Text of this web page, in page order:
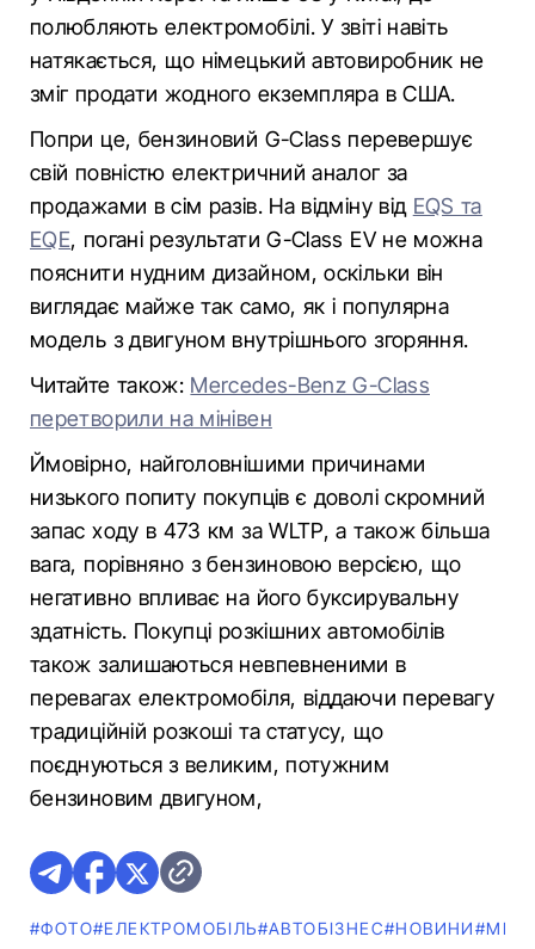
полюбляють електромобілі. У звіті навіть
натякається, що німецький автовиробник не
зміг продати жодного екземпляра в США.
Попри це, бензиновий G-Class перевершує
свій повністю електричний аналог за
продажами в сім разів. На відміну від EQS та
EQE, погані результати G-Class EV не можна
пояснити нудним дизайном, оскільки він
виглядає майже так само, як і популярна
модель з двигуном внутрішнього згоряння.
Читайте також: Mercedes-Benz G-Class
перетворили на мінівен
Ймовірно, найголовнішими причинами
низького попиту покупців є доволі скромний
запас ходу в 473 км за WLTP, а також більша
вага, порівняно з бензиновою версією, що
негативно впливає на його буксирувальну
здатність. Покупці розкішних автомобілів
також залишаються невпевненими в
перевагах електромобіля, віддаючи перевагу
традиційній розкоші та статусу, що
поєднуються з великим, потужним
бензиновим двигуном,
#ФОТО#ЕЛЕКТРОМОБІЛЬ#АВТОБІЗНЕС#НОВИНИ